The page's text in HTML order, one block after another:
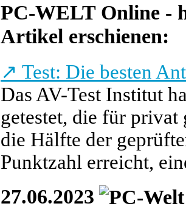
PC-WELT Online -
Artikel erschienen:
↗ Test: Die besten
Das AV-Test Institut
getestet, die für privat
die Hälfte der
Punktzahl erreicht,
27.06.2023